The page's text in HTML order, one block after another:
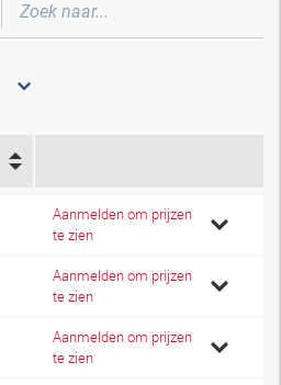
Aanmelden om prijzen
te zien
Aanmelden om prijzen
te zien
Aanmelden om prijzen
te zien